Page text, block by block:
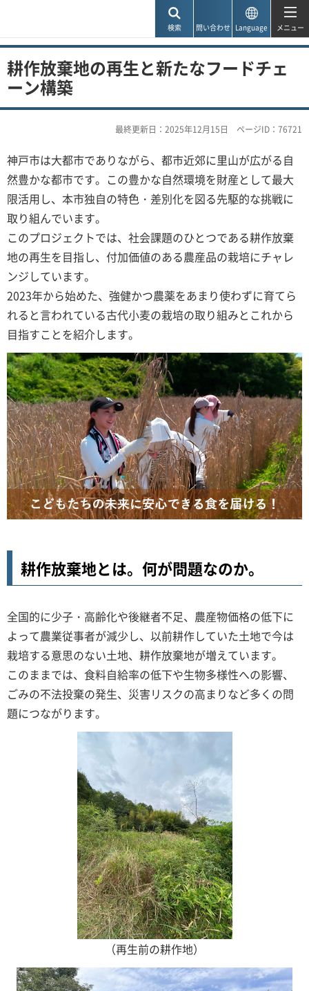
検索 問い合わせ Language メニュー
耕作放棄地の再生と新たなフードチェ
ーン構築
最終更新日：2025年12月15日 ページID：76721
神戸市は大都市でありながら、都市近郊に里山が広がる自
然豊かな都市です。この豊かな自然環境を財産として最大
限活用し、本市独自の特色・差別化を図る先駆的な挑戦に
取り組んでいます。
このプロジェクトでは、社会課題のひとつである耕作放棄
地の再生を目指し、付加価値のある農産品の栽培にチャレ
ンジしています。
2023年から始めた、強健かつ農薬をあまり使わずに育てら
れると言われている古代小麦の栽培の取り組みとこれから
目指すことを紹介します。
耕作放棄地とは。何が問題なのか。
全国的に少子・高齢化や後継者不足、農産物価格の低下に
よって農業従事者が減少し、以前耕作していた土地で今は
栽培する意思のない土地、耕作放棄地が増えています。
このままでは、食料自給率の低下や生物多様性への影響、
ごみの不法投棄の発生、災害リスクの高まりなど多くの問
題につながります。
（再生前の耕作地）